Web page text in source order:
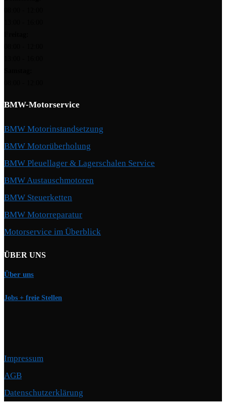
BMW-Motorservice
BMW Motorinstandsetzung
BMW Motorüberholung
BMW Pleuellager & Lagerschalen Service
BMW Austauschmotoren
BMW Steuerketten
BMW Motorreparatur
Motorservice im Überblick
ÜBER UNS
Über uns
Jobs + freie Stellen
Impressum
AGB
Datenschutzerklärung